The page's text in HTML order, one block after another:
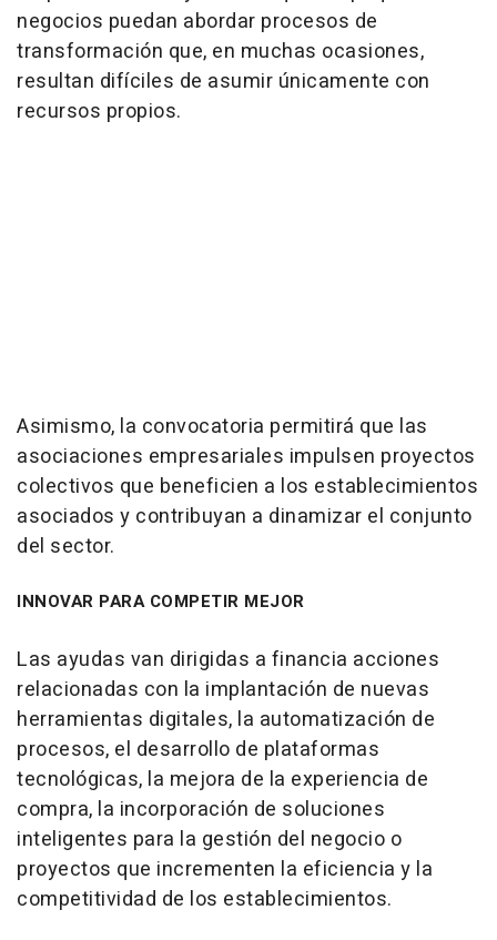
negocios puedan abordar procesos de
transformación que, en muchas ocasiones,
resultan difíciles de asumir únicamente con
recursos propios.
Asimismo, la convocatoria permitirá que las
asociaciones empresariales impulsen proyectos
colectivos que beneficien a los establecimientos
asociados y contribuyan a dinamizar el conjunto
del sector.
INNOVAR PARA COMPETIR MEJOR
Las ayudas van dirigidas a financia acciones
relacionadas con la implantación de nuevas
herramientas digitales, la automatización de
procesos, el desarrollo de plataformas
tecnológicas, la mejora de la experiencia de
compra, la incorporación de soluciones
inteligentes para la gestión del negocio o
proyectos que incrementen la eficiencia y la
competitividad de los establecimientos.